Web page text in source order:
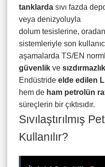
tanklarda sıvı fazda
veya denizyoluyla
dolum tesislerine,
sistemleriyle son
aşamalarda TS/EN
güvenlik ve sızdırmazlık
Endüstride elde edilen
hem de ham petrolün
süreçlerin bir çıktısıdır.
Sıvılaştırılmış
Kullanılır?